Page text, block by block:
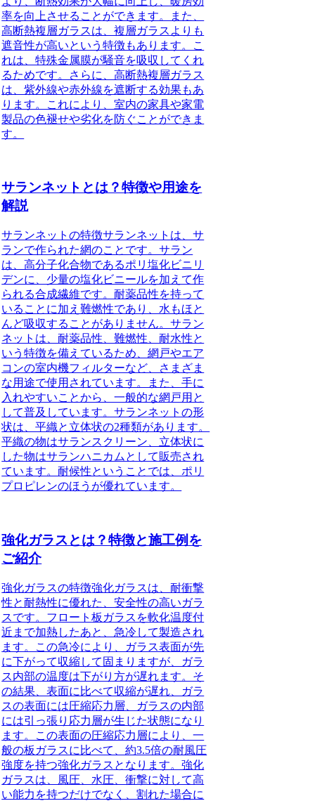
率を向上させることができます。また、
高断熱複層ガラスは、複層ガラスよりも
遮音性が高いという特徴もあります。こ
れは、特殊金属膜が騒音を吸収してくれ
るためです。さらに、高断熱複層ガラス
は、紫外線や赤外線を遮断する効果もあ
ります。これにより、室内の家具や家電
製品の色褪せや劣化を防ぐことができま
す。
サランネットとは？特徴や用途を
解説
サランネットの特徴サランネットは、サ
ランで作られた網のことです。サラン
は、高分子化合物であるポリ塩化ビニリ
デンに、少量の塩化ビニールを加えて作
られる合成繊維です。耐薬品性を持って
いることに加え難燃性であり、水もほと
んど吸収することがありません。サラン
ネットは、耐薬品性、難燃性、耐水性と
いう特徴を備えているため、網戸やエア
コンの室内機フィルターなど、さまざま
な用途で使用されています。また、手に
入れやすいことから、一般的な網戸用と
して普及しています。サランネットの形
状は、平織と立体状の2種類があります。
平織の物はサランスクリーン、立体状に
した物はサランハニカムとして販売され
ています。耐候性ということでは、ポリ
プロピレンのほうが優れています。
強化ガラスとは？特徴と施工例を
ご紹介
強化ガラスの特徴強化ガラスは、耐衝撃
性と耐熱性に優れた、安全性の高いガラ
スです。フロート板ガラスを軟化温度付
近まで加熱したあと、急冷して製造され
ます。この急冷により、ガラス表面が先
に下がって収縮して固まりますが、ガラ
ス内部の温度は下がり方が遅れます。そ
の結果、表面に比べて収縮が遅れ、ガラ
スの表面には圧縮応力層、ガラスの内部
には引っ張り応力層が生じた状態になり
ます。この表面の圧縮応力層により、一
般の板ガラスに比べて、約3.5倍の耐風圧
強度を持つ強化ガラスとなります。強化
ガラスは、風圧、水圧、衝撃に対して高
い能力を持つだけでなく、割れた場合に